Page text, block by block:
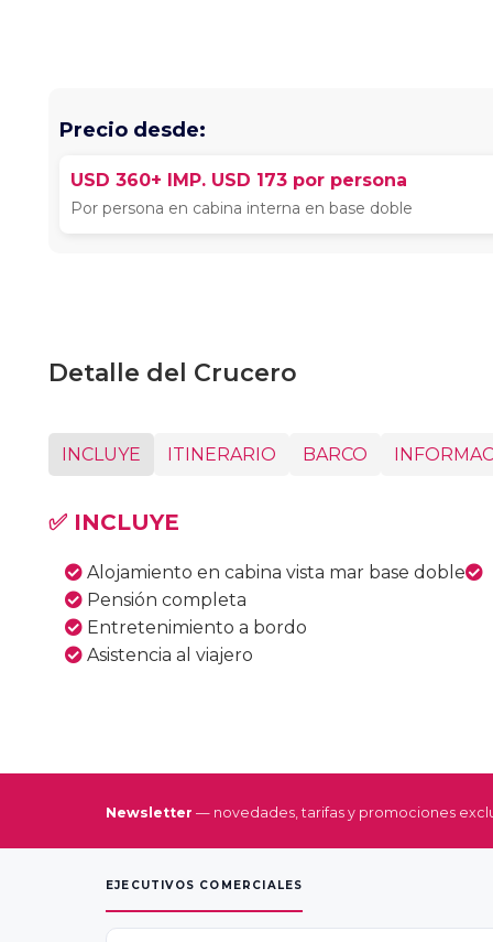
Precio desde:
USD 360+ IMP. USD 173 por persona
Por persona en cabina interna en base doble
Detalle del Crucero
INCLUYE ITINERARIO BARCO
✅ INCLUYE
Alojamiento en cabina vista mar base doble
Pensión completa
Entretenimiento a bordo
Asistencia al viajero
Newsletter — novedades, tarifas y promociones
EJECUTIVOS COMERCIALES